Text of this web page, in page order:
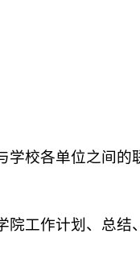
学校各单位之间的
院工作计划、总结